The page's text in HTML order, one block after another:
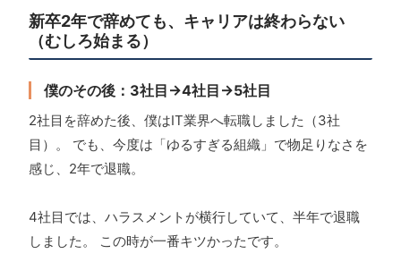
新卒2年で辞めても、キャリアは終わらない
（むしろ始まる）
僕のその後：3社目→4社目→5社目
2社目を辞めた後、僕はIT業界へ転職しました（3社
目）。 でも、今度は「ゆるすぎる組織」で物足りなさを
感じ、2年で退職。
4社目では、ハラスメントが横行していて、半年で退職
しました。 この時が一番キツかったです。